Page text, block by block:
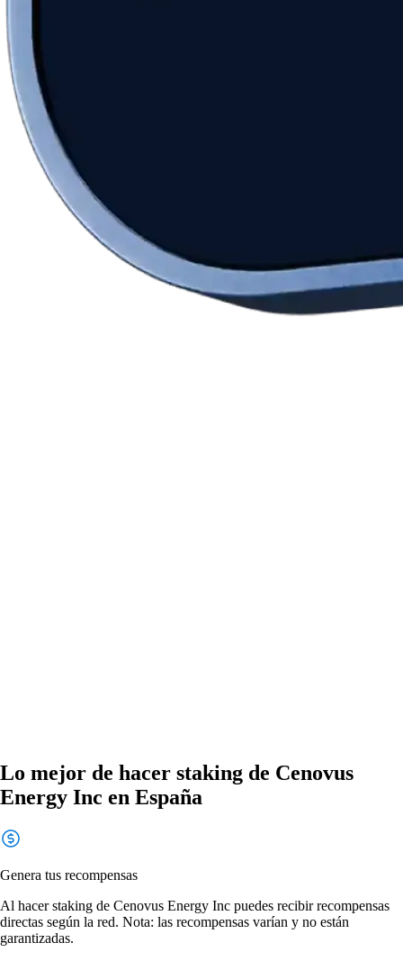
Lo mejor de hacer staking de Cenovus
Energy Inc en España
Genera tus recompensas
Al hacer staking de Cenovus Energy Inc puedes recibir recompensas
directas según la red. Nota: las recompensas varían y no están
garantizadas.